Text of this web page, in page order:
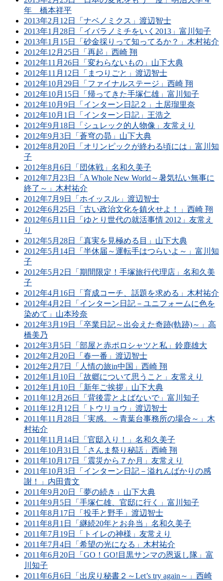
年 橋本祥平
2013年2月12日「ナベノミクス」渡辺智士
2013年1月28日「イバラノミチをいく2013」富川知子
2013年1月15日「砂金採りって知ってるか？」木村祐介
2012年12月25日「再起」西崎 翔
2012年11月26日「変わらないもの」山下大典
2012年11月12日「まつりごと」渡辺智士
2012年10月29日「ファイナルステージ」西崎 翔
2012年10月15日「帰ってきた手塚仁雄」富川知子
2012年10月9日「インターン日記２」土居瑠里奈
2012年10月1日「インターン日記」王浩之
2012年9月18日「シュレック的人物像」友常えり
2012年9月3日「蒼穹の昴」山下大典
2012年8月20日「オリンピックが終わる頃には」富川知
子
2012年8月6日「団体戦」名和久美子
2012年7月23日「A Whole New World～暑気払い無事に
終了～」木村祐介
2012年7月9日「ホイッスル」渡辺智士
2012年6月25日「古い政治文化を鎮火せよ！」西崎 翔
2012年6月11日「ゆとり世代の就活事情 2012」友常え
り
2012年5月28日「真実を見極める目」山下大典
2012年5月14日「半休届～運転手はつらいよ～」富川知
子
2012年5月2日「期間限定！手塚旅行代理店」名和久美
子
2012年4月16日「育成コーチ、話題を求める」木村祐介
2012年4月2日「インターン日記－ユニフォームに色を
染めて」山本玲奈
2012年3月19日「卒業日記～出会えた奇跡(軌跡)～」高
橋美乃
2012年3月5日「部屋と赤ポロシャツと私」鈴鹿雄大
2012年2月20日「春一番」渡辺智士
2012年2月7日「人情の旅in中国」西崎 翔
2012年1月10日「故郷について思うこと」友常えり
2012年1月10日「新年ご挨拶」山下大典
2011年12月26日「背後霊とよばないで」富川知子
2011年12月12日「トウリョウ」渡辺智士
2011年11月28日「実感。～青葉台事務所の場合～」木
村祐介
2011年11月14日「官邸入り！」名和久美子
2011年10月31日「さんま祭り秘話」西崎 翔
2011年10月17日「震災から７か月」友常えり
2011年10月3日「インターン日記－溢れんばかりの感
謝！」内田貴文
2011年9月20日「夢の続き」山下大典
2011年9月5日「手塚仁雄、官邸に行く」富川知子
2011年8月17日「投手と野手」渡辺智士
2011年8月1日「継続20年とお弁当」名和久美子
2011年7月19日「トイレの神様」友常えり
2011年7月4日「希望の光になる」木村祐介
2011年6月20日「GO！GO!目黒サンマの恩返し隊」富
川知子
2011年6月6日「出戻り秘書２～Let’s try again～」西崎